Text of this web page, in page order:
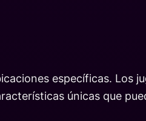
específicas. Los
únicas que